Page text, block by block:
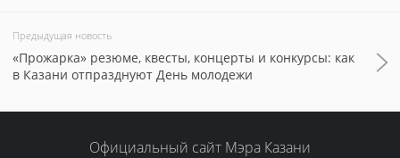
Предыдущая новость
«Прожарка» резюме, квесты, концерты и конкурсы: как
в Казани отпразднуют День молодежи
Официальный сайт Мэра Казани